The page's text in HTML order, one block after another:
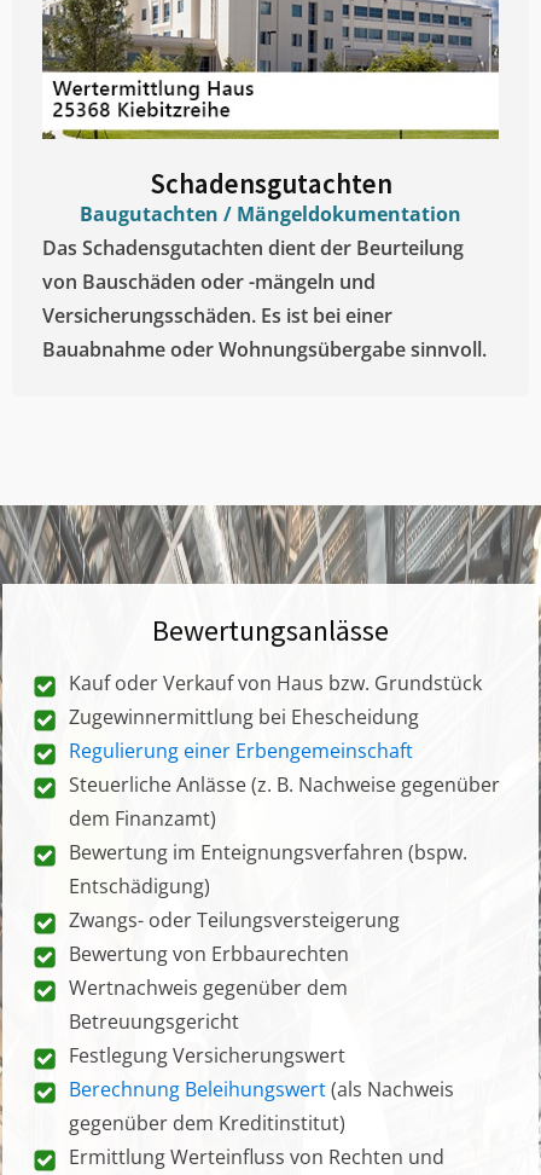
Schadensgutachten
Baugutachten / Mängeldokumentation
Das Schadensgutachten dient der Beurteilung
von Bauschäden oder -mängeln und
Versicherungsschäden. Es ist bei einer
Bauabnahme oder Wohnungsübergabe sinnvoll.
Bewertungsanlässe
Kauf oder Verkauf von Haus bzw. Grundstück
Zugewinnermittlung bei Ehescheidung
Regulierung einer Erbengemeinschaft
Steuerliche Anlässe (z. B. Nachweise gegenüber
dem Finanzamt)
Bewertung im Enteignungsverfahren (bspw.
Entschädigung)
Zwangs- oder Teilungsversteigerung
Bewertung von Erbbaurechten
Wertnachweis gegenüber dem
Betreuungsgericht
Festlegung Versicherungswert
Berechnung Beleihungswert(als Nachweis
gegenüber dem Kreditinstitut)
Ermittlung Werteinfluss von Rechten und